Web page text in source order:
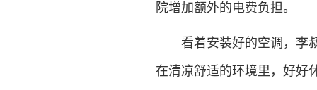
院增加额外的电费负担。
看着安装好的空调，李叔
在清凉舒适的环境里，好好